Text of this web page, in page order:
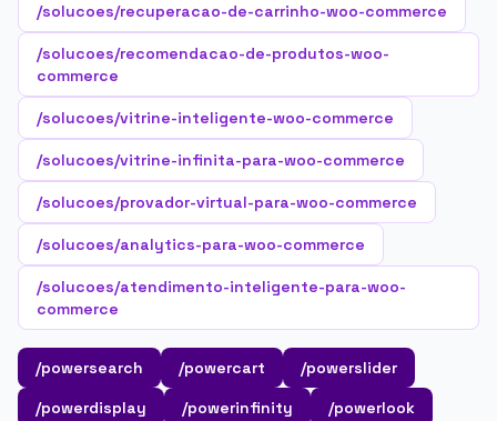
/solucoes/recuperacao-de-carrinho-woo-commerce
/solucoes/recomendacao-de-produtos-woo-
commerce
/solucoes/vitrine-inteligente-woo-commerce
/solucoes/vitrine-infinita-para-woo-commerce
/solucoes/provador-virtual-para-woo-commerce
/solucoes/analytics-para-woo-commerce
/solucoes/atendimento-inteligente-para-woo-
commerce
/powersearch /powercart
/powerslider
/powerdisplay
/powerinfinity /powerlook